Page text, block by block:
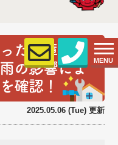
MENU
た倉庫屋根
の影響によ
確認！
2025.05.06 (Tue) 更新